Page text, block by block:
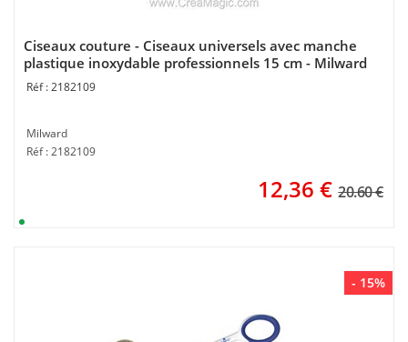
Ciseaux couture - Ciseaux universels avec manche
plastique inoxydable professionnels 15 cm - Milward
2182109
Milward
Réf : 2182109
12,36 € 20.60 €
- 15%